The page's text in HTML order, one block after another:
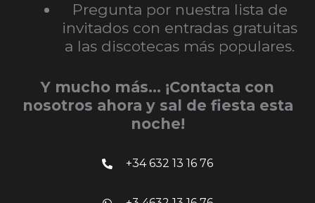
Pregunta por nuestra lista de
invitados con entradas gratuitas
a las discotecas más populares.
Y mucho más… ¡Contacta con
nosotros ahora y sal de fiesta esta
noche!
+34 632 13 16 76